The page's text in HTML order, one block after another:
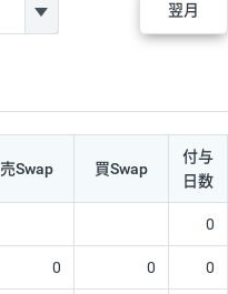
翌月
売Swap 買Swap
付与
日数
0
0 0 0